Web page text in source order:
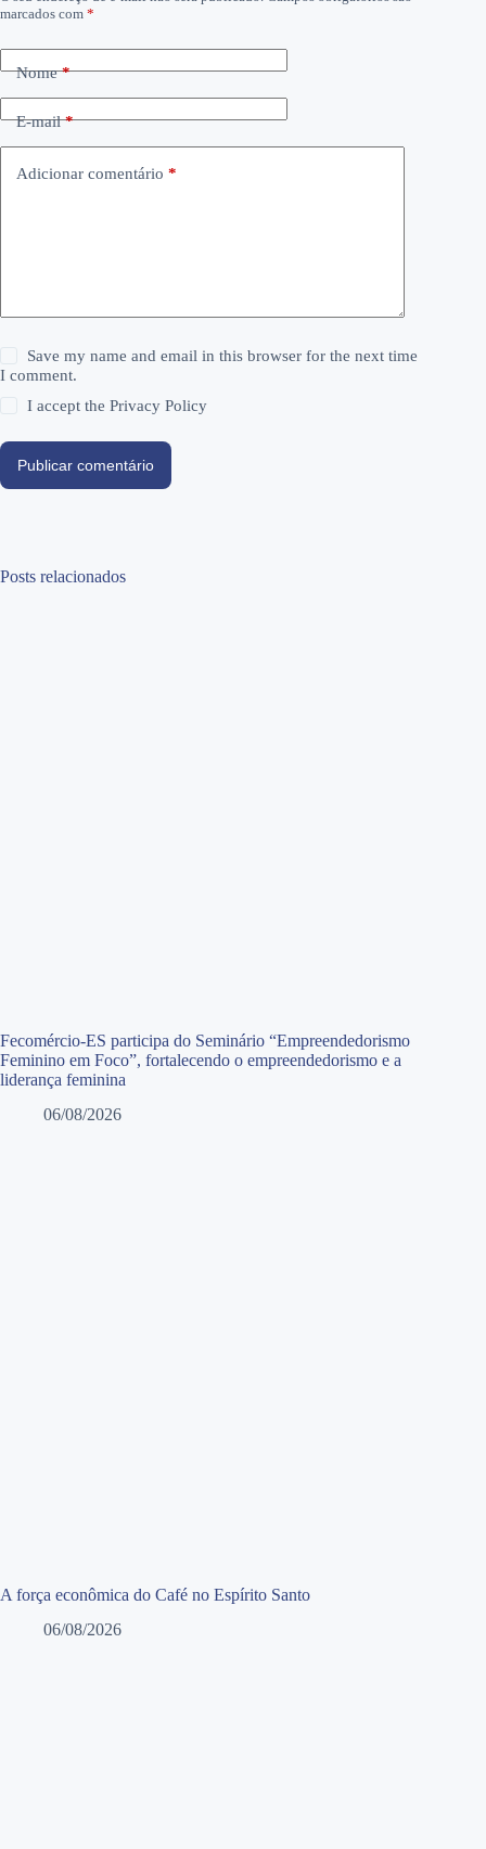
marcados com *
Nome*
E-mail*
Adicionar comentário *
Save my name and email in this browser for the next time
I comment.
I accept thePrivacy Policy
Publicar comentário
Posts relacionados
Fecomércio-ES participa do Seminário “Empreendedorismo
Feminino em Foco”, fortalecendo o empreendedorismo e a
liderança feminina
06/08/2026
A força econômica do Café no Espírito Santo
06/08/2026